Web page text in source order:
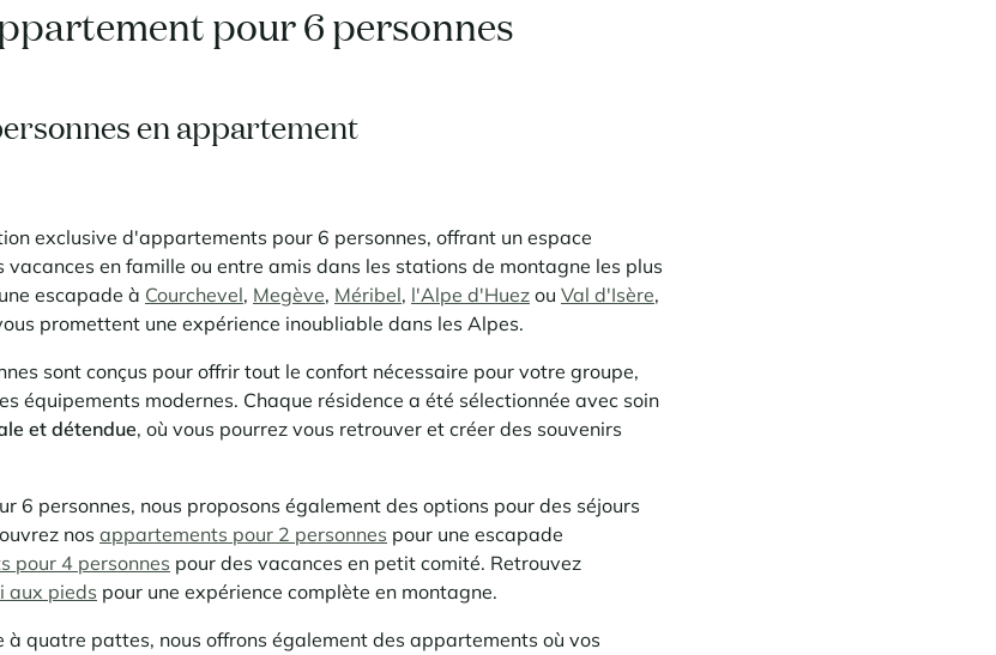
pour 6 personnes
en appartement
exclusive d'appartements pour 6 personnes, offrant un espace
vacances en famille ou entre amis dans les stations de montagne les plus
escapade à Courchevel, Megève, Méribel, l'Alpe d'Huez ou Val d'Isère,
promettent une expérience inoubliable dans les Alpes.
sont conçus pour offrir tout le confort nécessaire pour votre groupe,
équipements modernes. Chaque résidence a été sélectionnée avec soin
et détendue, où vous pourrez vous retrouver et créer des souvenirs
6 personnes, nous proposons également des options pour des séjours
nos appartements pour 2 personnes pour une escapade
pour 4 personnes pour des vacances en petit comité. Retrouvez
aux pieds pour une expérience complète en montagne.
à quatre pattes, nous offrons également des appartements où vos